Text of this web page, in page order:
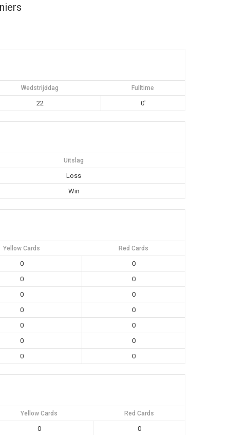
Wedstrijddag Fulltime
22 0'
Uitslag
Loss
Win
Yellow Cards Red Cards
0
0
0
0
0
0
0
0
0
0
0
0
0 0
Yellow Cards Red Cards
0
0